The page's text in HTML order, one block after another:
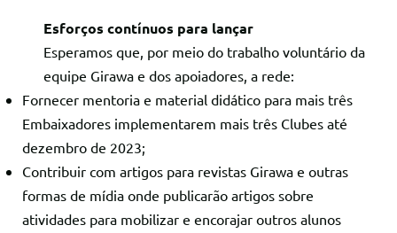
Esforços contínuos para lançar
Esperamos que, por meio do trabalho voluntário da
equipe Girawa e dos apoiadores, a rede:
Fornecer mentoria e material didático para mais três
Embaixadores implementarem mais três Clubes até
dezembro de 2023;
Contribuir com artigos para revistas Girawa e outras
formas de mídia onde publicarão artigos sobre
atividades para mobilizar e encorajar outros alunos